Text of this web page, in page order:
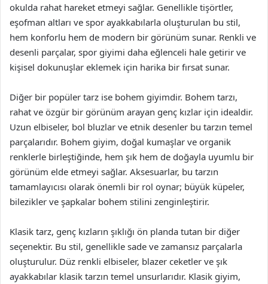
okulda rahat hareket etmeyi sağlar. Genellikle tişörtler,
eşofman altları ve spor ayakkabılarla oluşturulan bu stil,
hem konforlu hem de modern bir görünüm sunar. Renkli ve
desenli parçalar, spor giyimi daha eğlenceli hale getirir ve
kişisel dokunuşlar eklemek için harika bir fırsat sunar.
Diğer bir popüler tarz ise bohem giyimdir. Bohem tarzı,
rahat ve özgür bir görünüm arayan genç kızlar için idealdir.
Uzun elbiseler, bol bluzlar ve etnik desenler bu tarzın temel
parçalarıdır. Bohem giyim, doğal kumaşlar ve organik
renklerle birleştiğinde, hem şık hem de doğayla uyumlu bir
görünüm elde etmeyi sağlar. Aksesuarlar, bu tarzın
tamamlayıcısı olarak önemli bir rol oynar; büyük küpeler,
bilezikler ve şapkalar bohem stilini zenginleştirir.
Klasik tarz, genç kızların şıklığı ön planda tutan bir diğer
seçenektir. Bu stil, genellikle sade ve zamansız parçalarla
oluşturulur. Düz renkli elbiseler, blazer ceketler ve şık
ayakkabılar klasik tarzın temel unsurlarıdır. Klasik giyim,